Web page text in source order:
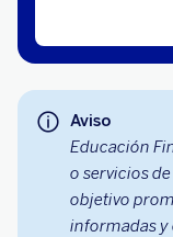
Aviso
Educación
o servicios
objetivo
informadas y